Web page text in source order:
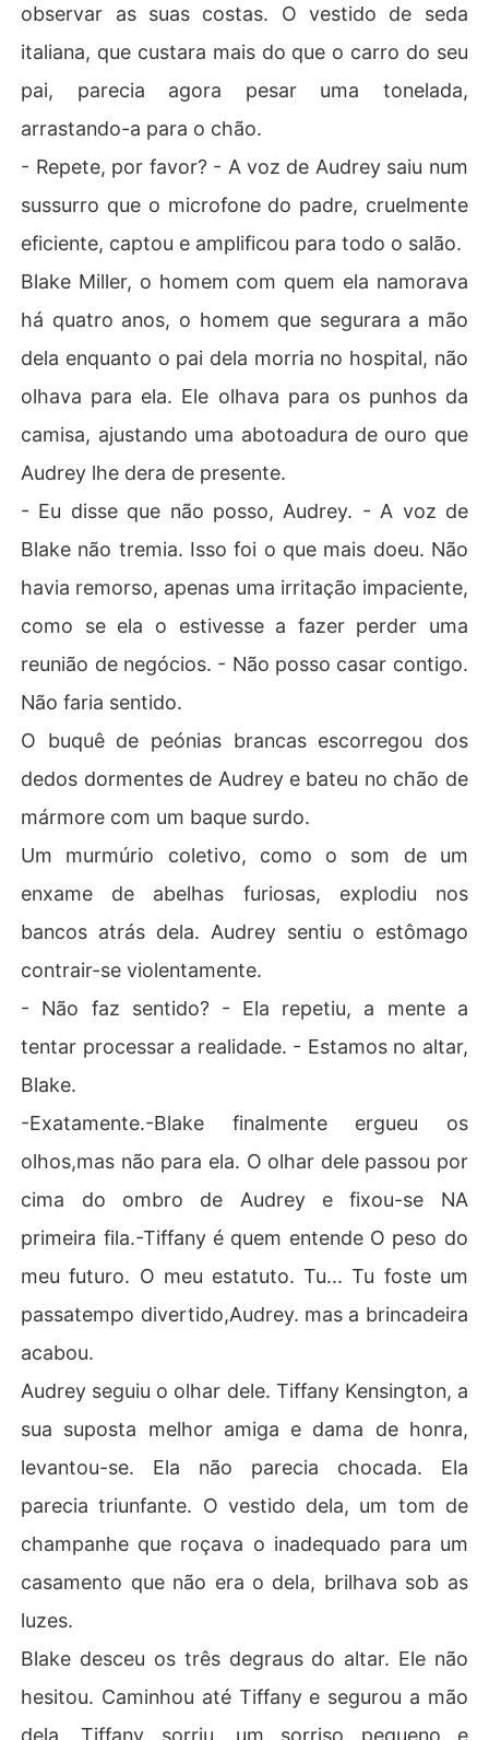
o fundo da igreja, onde Victor Sterling, o ""pária"" bilion
ário numa cadeira de rodas, observava tudo com um de
sprezo glacial. Olhei nos olhos do homem que todos julg
avam arruinado e propus-lhe um negócio: o meu nome p
elo seu poder. Quando Victor aceitou, o jogo mudou; a n
oiva humilhada estava prestes a tornar-se o pior pesad
elo de quem ousou traí-la.
observar as suas costas. O vestido de seda
italiana, que custara mais do que o carro do seu
pai, parecia agora pesar uma tonelada,
arrastando-a para o chão.
- Repete, por favor? - A voz de Audrey saiu num
sussurro que o microfone do padre, cruelmente
eficiente, captou e amplificou para todo o salão.
Blake Miller, o homem com quem ela namorava
há quatro anos, o homem que segurara a mão
dela enquanto o pai dela morria no hospital, não
olhava para ela. Ele olhava para os punhos da
camisa, ajustando uma abotoadura de ouro que
Audrey lhe dera de presente.
- Eu disse que não posso, Audrey. - A voz de
Blake não tremia. Isso foi o que mais doeu. Não
havia remorso, apenas uma irritação impaciente,
como se ela o estivesse a fazer perder uma
reunião de negócios. - Não posso casar contigo.
Não faria sentido.
O buquê de peónias brancas escorregou dos
dedos dormentes de Audrey e bateu no chão de
mármore com um baque surdo.
Um murmúrio coletivo, como o som de um
enxame de abelhas furiosas, explodiu nos
bancos atrás dela. Audrey sentiu o estômago
contrair-se violentamente.
- Não faz sentido? - Ela repetiu, a mente a
tentar processar a realidade. - Estamos no altar,
Blake.
-Exatamente.-Blake finalmente ergueu os
olhos,mas não para ela. O olhar dele passou por
cima do ombro de Audrey e fixou-se NA
primeira fila.-Tiffany é quem entende O peso do
meu futuro. O meu estatuto. Tu... Tu foste um
passatempo divertido,Audrey. mas a brincadeira
acabou.
Audrey seguiu o olhar dele. Tiffany Kensington, a
sua suposta melhor amiga e dama de honra,
levantou-se. Ela não parecia chocada. Ela
parecia triunfante. O vestido dela, um tom de
champanhe que roçava o inadequado para um
casamento que não era o dela, brilhava sob as
luzes.
Blake desceu os três degraus do altar. Ele não
hesitou. Caminhou até Tiffany e segurou a mão
dela. Tiffany sorriu, um sorriso pequeno e